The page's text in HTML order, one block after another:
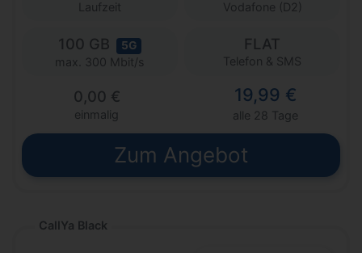
Laufzeit Vodafone (D2)
100 GB 5G
max. 300 Mbit/s
FLAT
Telefon & SMS
0,00 €
einmalig
19,99 €
alle 28 Tage
Zum Angebot
CallYa Black